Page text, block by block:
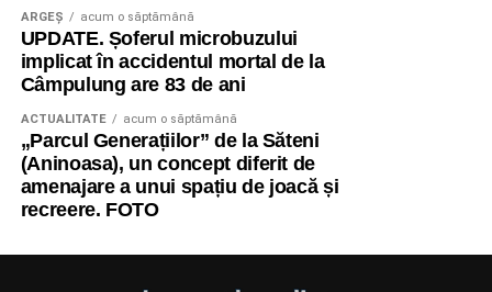
ARGEȘ acum o săptămână
UPDATE. Șoferul microbuzului
implicat în accidentul mortal de la
Câmpulung are 83 de ani
ACTUALITATE acum o săptămână
„Parcul Generațiilor” de la Săteni
(Aninoasa), un concept diferit de
amenajare a unui spațiu de joacă și
recreere. FOTO